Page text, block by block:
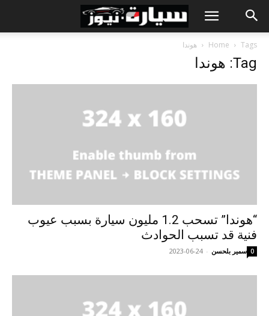
Home Tags هوندا
Tag: هوندا
“هوندا” تسحب 1.2 مليون سيارة بسبب عيوب
فنية قد تسبب الحوادث
سمير بلحسن -
2023-06-24 0